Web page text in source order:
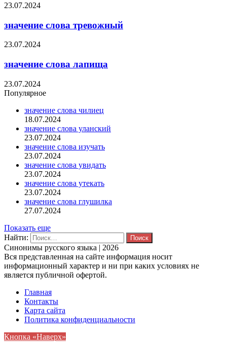
23.07.2024
значение слова тревожный
23.07.2024
значение слова лапища
23.07.2024
Популярное
значение слова чилиец
18.07.2024
значение слова уланский
23.07.2024
значение слова изучать
23.07.2024
значение слова увидать
23.07.2024
значение слова утекать
23.07.2024
значение слова глушилка
27.07.2024
Показать еще
Найти:
Синонимы русского языка | 2026
Вся представленная на сайте информация носит
информационный характер и ни при каких условиях не
является публичной офертой.
Главная
Контакты
Карта сайта
Политика конфиденциальности
Кнопка «Наверх»